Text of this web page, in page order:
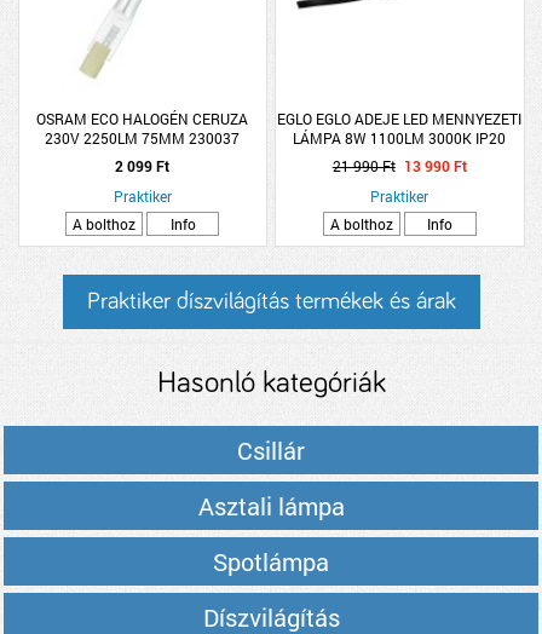
OSRAM ECO HALOGÉN CERUZA
230V 2250LM 75MM 230037
2 099 Ft
Praktiker
A bolthoz
Info
EGLO EGLO ADEJE LED MENNYEZETI
LÁMPA 8W 1100LM 3000K IP20
59x10CM FEKETE-FEHÉR
21 990 Ft 13 990 Ft
Praktiker
A bolthoz
Info
Praktiker díszvilágítás termékek és árak
Hasonló kategóriák
Csillár
Asztali lámpa
Spotlámpa
Díszvilágítás